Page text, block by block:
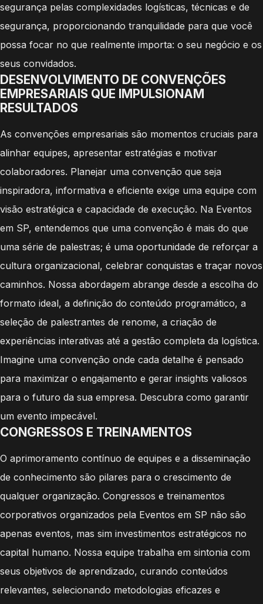
segurança pelas complexidades logísticas, técnicas e de
segurança, proporcionando tranquilidade para que você
possa focar no que realmente importa: o seu negócio e os
seus convidados.
DESENVOLVIMENTO DE CONVENÇÕES
EMPRESARIAIS QUE IMPULSIONAM
RESULTADOS
As convenções empresariais são momentos cruciais para
alinhar equipes, apresentar estratégias e motivar
colaboradores. Planejar uma convenção que seja
inspiradora, informativa e eficiente exige uma equipe com
visão estratégica e capacidade de execução. Na Eventos
em SP, entendemos que uma convenção é mais do que
uma série de palestras; é uma oportunidade de reforçar a
cultura organizacional, celebrar conquistas e traçar novos
caminhos. Nossa abordagem abrange desde a escolha do
formato ideal, a definição do conteúdo programático, a
seleção de palestrantes de renome, a criação de
experiências interativas até a gestão completa da logística.
Imagine uma convenção onde cada detalhe é pensado
para maximizar o engajamento e gerar insights valiosos
para o futuro da sua empresa. Descubra como garantir
um evento impecável.
CONGRESSOS E TREINAMENTOS
O aprimoramento contínuo de equipes e a disseminação
de conhecimento são pilares para o crescimento de
qualquer organização. Congressos e treinamentos
corporativos organizados pela Eventos em SP não são
apenas eventos, mas sim investimentos estratégicos no
capital humano. Nossa equipe trabalha em sintonia com
seus objetivos de aprendizado, curando conteúdos
relevantes, selecionando metodologias eficazes e